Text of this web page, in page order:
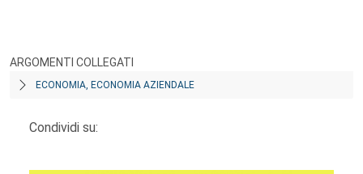
ARGOMENTI COLLEGATI
ECONOMIA, ECONOMIA AZIENDALE
Condividi su: